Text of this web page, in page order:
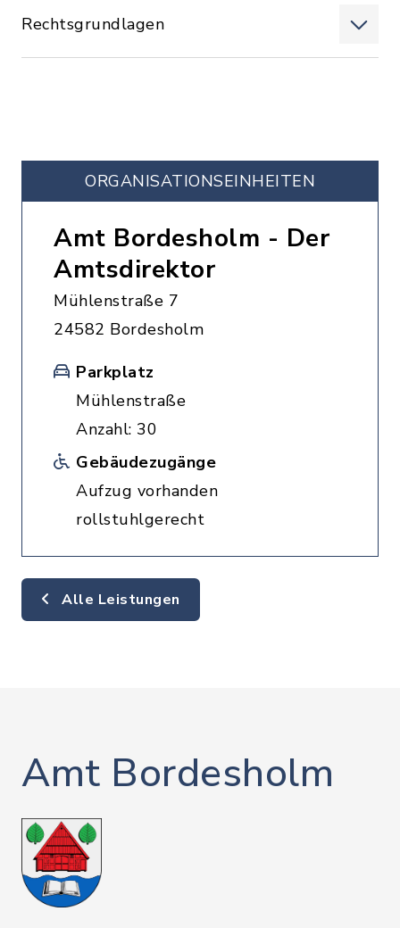
Rechtsgrundlagen
ORGANISATIONS­EINHEITEN
Amt Bordesholm - Der
Amtsdirektor
Mühlenstraße 7
24582 Bordesholm
Parkplatz
Mühlenstraße
Anzahl: 30
Gebäudezugänge
Aufzug vorhanden
rollstuhlgerecht
Alle Leistungen
Amt Bordesholm